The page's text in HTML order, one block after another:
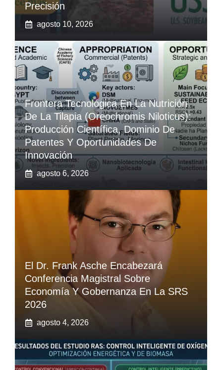
Precisión
agosto 10, 2026
Frontera Tecnológica En La Nutrición
De La Tilapia (Oreochromis Niloticus):
Producción Científica, Dominio De
Patentes Y Oportunidades De
Innovación
agosto 6, 2026
El Dr. Frank Asche Encabezará
Conferencia Magistral Sobre
Economía Y Gobernanza En La SRS
2026
agosto 4, 2026